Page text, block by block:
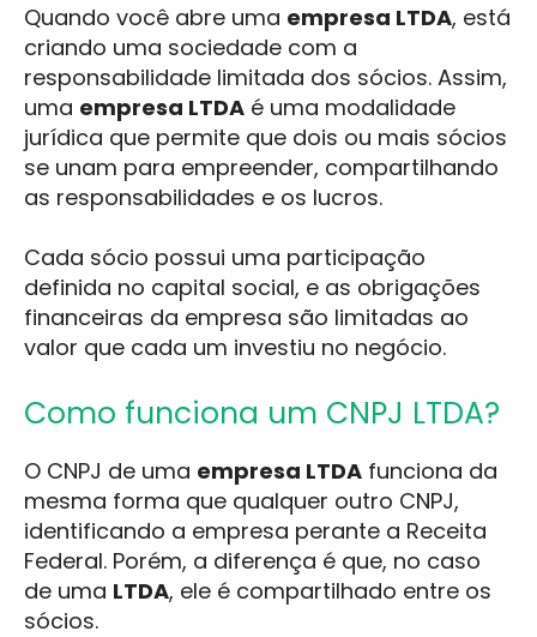
Quando você abre uma empresa LTDA, está
criando uma sociedade com a
responsabilidade limitada dos sócios. Assim,
uma empresa LTDA é uma modalidade
jurídica que permite que dois ou mais sócios
se unam para empreender, compartilhando
as responsabilidades e os lucros.
Cada sócio possui uma participação
definida no capital social, e as obrigações
financeiras da empresa são limitadas ao
valor que cada um investiu no negócio.
Como funciona um CNPJ LTDA?
O CNPJ de uma empresa LTDA funciona da
mesma forma que qualquer outro CNPJ,
identificando a empresa perante a Receita
Federal. Porém, a diferença é que, no caso
de uma LTDA, ele é compartilhado entre os
sócios.